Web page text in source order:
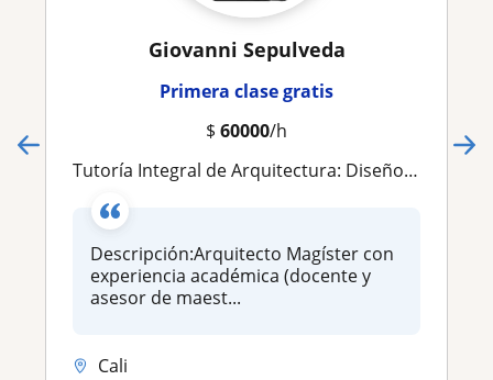
Giovanni Sepulveda
Primera clase gratis
$ 60000/h
Tutoría Integral de Arquitectura: Diseño BIM, Urbanismo y SIG con Arquitecto Senior. ¡Potencia tu Tesis y entregas!
Descripción:Arquitecto Magíster con
experiencia académica (docente y
asesor de maest...
Cali